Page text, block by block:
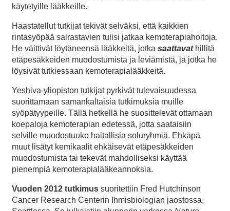
käytetyille lääkkeille.
Haastatellut tutkijat tekivät selväksi, että kaikkien
rintasyöpää sairastavien tulisi jatkaa kemoterapiahoitoja.
He väittivät löytäneensä lääkkeitä, jotka saattavathillitä
etäpesäkkeiden muodostumista ja leviämistä, ja jotka he
löysivät tutkiessaan kemoterapialääkkeitä.
Yeshiva-yliopiston tutkijat pyrkivät tulevaisuudessa
suorittamaan samankaltaisia tutkimuksia muille
syöpätyypeille. Tällä hetkellä he suosittelevät ottamaan
koepaloja kemoterapian edetessä, jotta saataisiin
selville muodostuuko haitallisia soluryhmiä. Ehkäpä
muut lisätyt kemikaalit ehkäisevät etäpesäkkeiden
muodostumista tai tekevät mahdolliseksi käyttää
pienempiä kemoterapialääkeannoksia.
Vuoden 2012 tutkimus suoritettiin Fred Hutchinson
Cancer Research Centerin Ihmisbiologian jaostossa,